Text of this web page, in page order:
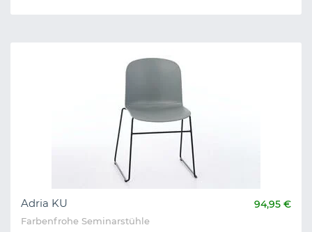
Adria KU 94,95 €
Farbenfrohe Seminarstühle